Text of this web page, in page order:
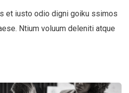
et iusto odio digni goiku ssimos
Ntium voluum deleniti atque